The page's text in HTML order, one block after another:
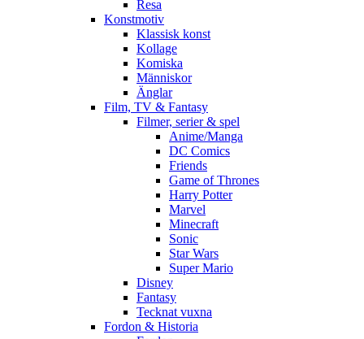
Resa
Konstmotiv
Klassisk konst
Kollage
Komiska
Människor
Änglar
Film, TV & Fantasy
Filmer, serier & spel
Anime/Manga
DC Comics
Friends
Game of Thrones
Harry Potter
Marvel
Minecraft
Sonic
Star Wars
Super Mario
Disney
Fantasy
Tecknat vuxna
Fordon & Historia